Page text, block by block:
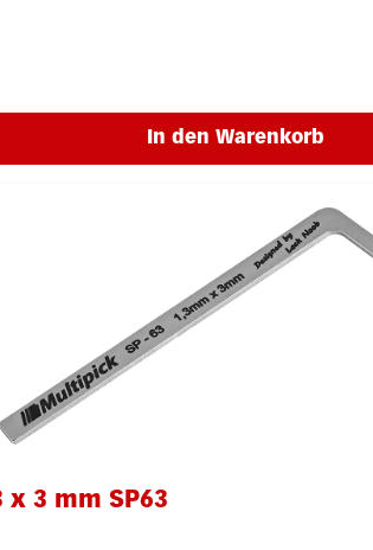
In den Warenkorb
x 3 mm SP63